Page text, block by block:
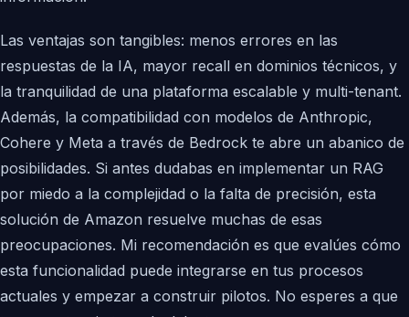
Las ventajas son tangibles: menos errores en las
respuestas de la IA, mayor recall en dominios técnicos, y
la tranquilidad de una plataforma escalable y multi-tenant.
Además, la compatibilidad con modelos de Anthropic,
Cohere y Meta a través de Bedrock te abre un abanico de
posibilidades. Si antes dudabas en implementar un RAG
por miedo a la complejidad o la falta de precisión, esta
solución de Amazon resuelve muchas de esas
preocupaciones. Mi recomendación es que evalúes cómo
esta funcionalidad puede integrarse en tus procesos
actuales y empezar a construir pilotos. No esperes a que